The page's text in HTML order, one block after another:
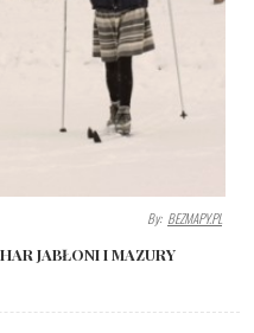
By: BEZMAPY.PL
JABŁONI I MAZURY